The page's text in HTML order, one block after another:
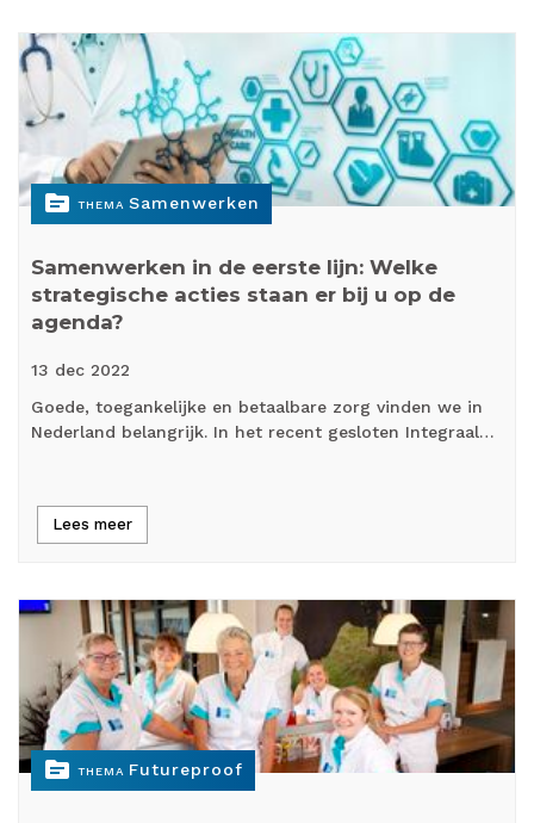
topic THEMA Samenwerken
Samenwerken in de eerste lijn: Welke
strategische acties staan er bij u op de
agenda?
13 dec 2022
Goede, toegankelijke en betaalbare zorg vinden we in
Nederland belangrijk. In het recent gesloten Integraal…
Lees meer
topic THEMA Futureproof